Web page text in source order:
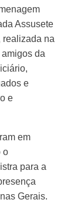
Assusete
realizada na
da
e
e
em
o
para a
Gerais.